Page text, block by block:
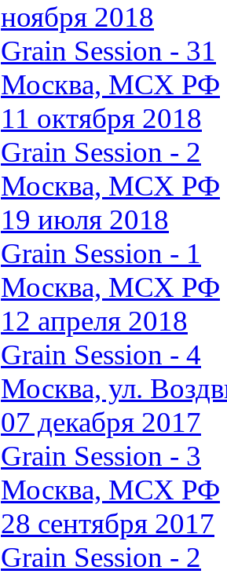
ноября 2018
Grain Session - 31
Москва, МСХ РФ
11 октября 2018
Grain Session - 2
Москва, МСХ РФ
19 июля 2018
Grain Session - 1
Москва, МСХ РФ
12 апреля 2018
Grain Session - 4
Москва, ул.
07 декабря 2017
Grain Session - 3
Москва, МСХ РФ
28 сентября 2017
Grain Session - 2